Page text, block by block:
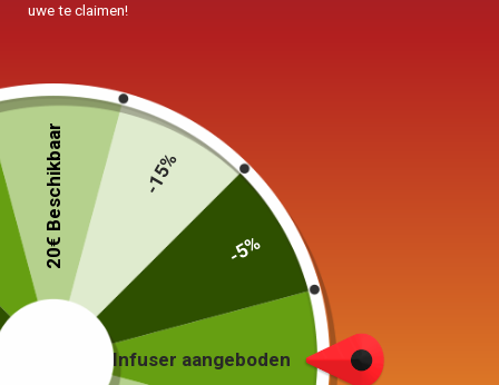
Thee Service Box
Japans 160ml
279,00
In winkelwagen Keuze van de opties
uwe te claimen!
Infuser aangeboden
20€ Beschikbaar -15%
-5%